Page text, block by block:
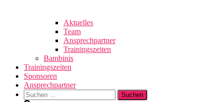
Aktuelles
Team
Ansprechpartner
Trainingszeiten
Bambinis
Trainingszeiten
Sponsoren
Ansprechpartner
Suchen